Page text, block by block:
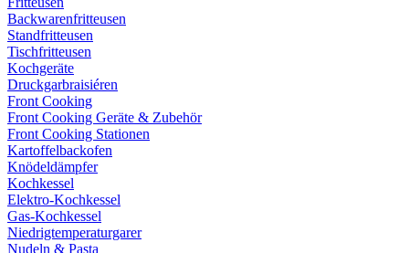
Backwarenfritteusen
Standfritteusen
Tischfritteusen
Kochgeräte
Druckgarbraisiéren
Front Cooking
Front Cooking Geräte & Zubehör
Front Cooking Stationen
Kartoffelbackofen
Knödeldämpfer
Kochkessel
Elektro-Kochkessel
Gas-Kochkessel
Niedrigtemperaturgarer
Nudeln & Pasta